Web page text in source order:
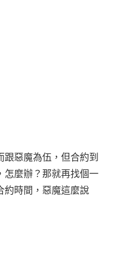
惡魔為伍，但合約到
怎麼辦？那就再找個一
約時間，惡魔這麼說